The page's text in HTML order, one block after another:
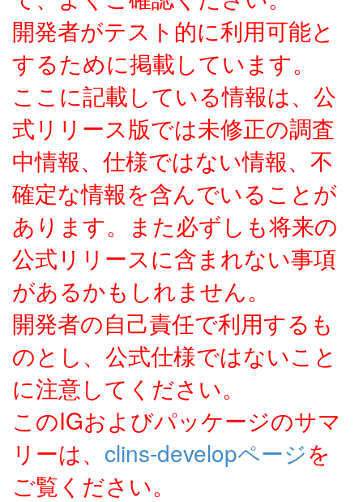
開発者がテスト的に利用可能と
するために掲載しています。
ここに記載している情報は、公
式リリース版では未修正の調査
中情報、仕様ではない情報、不
確定な情報を含んでいることが
あります。また必ずしも将来の
公式リリースに含まれない事項
があるかもしれません。
開発者の自己責任で利用するも
のとし、公式仕様ではないこと
に注意してください。
このIGおよびパッケージのサマ
リーは、 clins-developページを
ご覧ください。